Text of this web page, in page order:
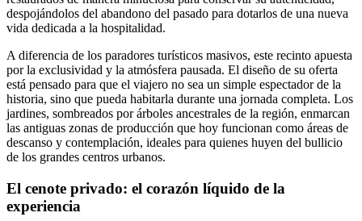
despojándolos del abandono del pasado para dotarlos de una nueva
vida dedicada a la hospitalidad.
A diferencia de los paradores turísticos masivos, este recinto apuesta
por la exclusividad y la atmósfera pausada. El diseño de su oferta
está pensado para que el viajero no sea un simple espectador de la
historia, sino que pueda habitarla durante una jornada completa. Los
jardines, sombreados por árboles ancestrales de la región, enmarcan
las antiguas zonas de producción que hoy funcionan como áreas de
descanso y contemplación, ideales para quienes huyen del bullicio
de los grandes centros urbanos.
El cenote privado: el corazón líquido de la
experiencia